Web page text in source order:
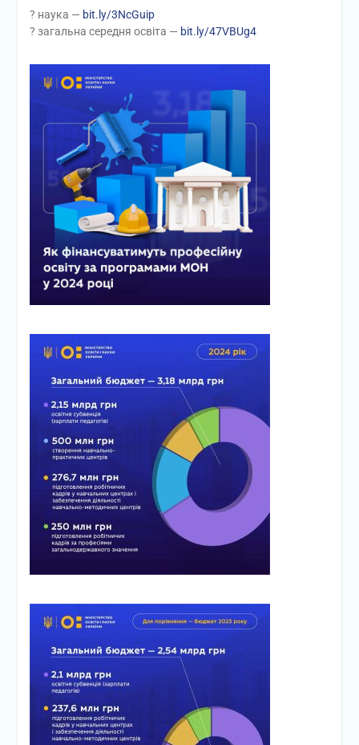
? наука — bit.ly/3NcGuip
? загальна середня освіта — bit.ly/47VBUg4